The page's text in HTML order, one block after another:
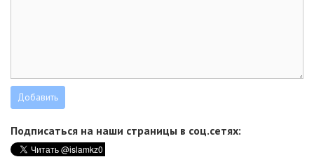
Подписаться на наши страницы в соц.сетях: